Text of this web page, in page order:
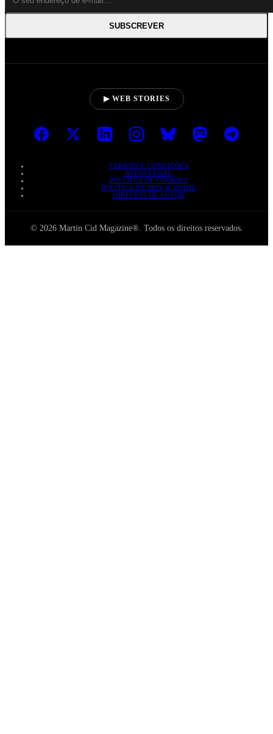
SUBSCREVER
▶ WEB STORIES
TERMOS E CONDIÇÕES
AVISO LEGAL
POLÍTICA DE COOKIES
POLÍTICA DE PRIVACIDADE
DIREITOS DE AUTOR
© 2026 Martin Cid Magazine®. Todos os direitos reservados.